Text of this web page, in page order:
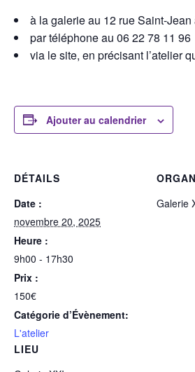
à la galerie au 12 rue Saint-Jean
par téléphone au 06 22 78 11 96
via le site, en précisant l’atelier
Ajouter au calendrier
DÉTAILS
Date :
novembre 20, 2025
Heure :
9h00 - 17h30
Prix :
150€
Catégorie d’Évènement:
L'atelier
LIEU
Galerie